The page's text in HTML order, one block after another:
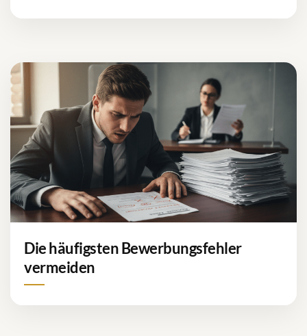
Die häufigsten Bewerbungsfehler
vermeiden